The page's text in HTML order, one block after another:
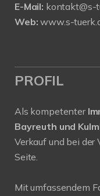
E-Mail: kontakt@s-
Web: www.s-
PROFIL
Als kompetenter
Bayreuth und
Verkauf und bei der
Seite.
Mit umfassendem